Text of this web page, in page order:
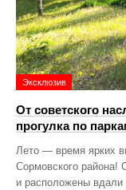
Эксклюзив
От советского
прогулка по
Лето — время ярких
Сормовского района!
и расположены вдали